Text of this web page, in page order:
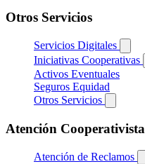
Otros Servicios
Servicios Digitales
Iniciativas Cooperativas
Activos Eventuales
Seguros Equidad
Otros Servicios
Atención Cooperativista
Atención de Reclamos